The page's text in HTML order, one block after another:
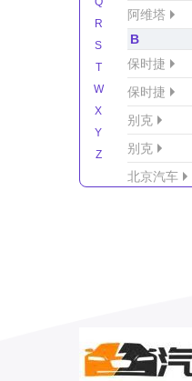
R
S
T
W
X
Y
Z
阿维塔
B
保时捷
保时捷
别克
别克
北京汽车
北汽幻速
北汽新能源